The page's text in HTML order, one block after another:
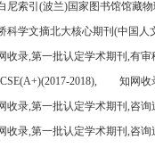
尼索引(波兰)国家图书馆馆藏
科学文摘北大核心期刊(中国
收录,第一批认定学术期刊,有审
2018),
知网收
收录,第一批认定学术期刊,咨询
收录,第一批认定学术期刊,咨